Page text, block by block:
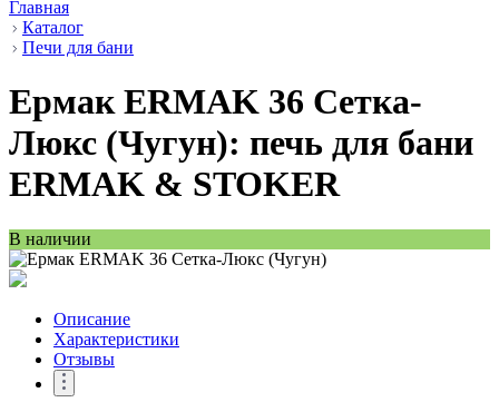
Главная
Каталог
Печи для бани
Ермак ERMAK 36 Сетка-
Люкс (Чугун): печь для бани
ERMAK & STOKER
В наличии
Описание
Характеристики
Отзывы